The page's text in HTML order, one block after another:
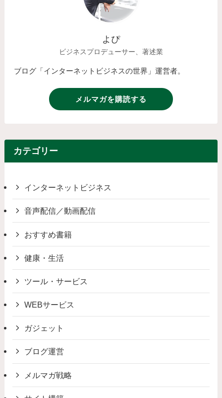
よぴ
ビジネスプロデューサー、著述業
ブログ「インターネットビジネスの世界」運営者。
メルマガを購読する
カテゴリー
インターネットビジネス
音声配信／動画配信
おすすめ書籍
健康・生活
ツール・サービス
WEBサービス
ガジェット
ブログ運営
メルマガ戦略